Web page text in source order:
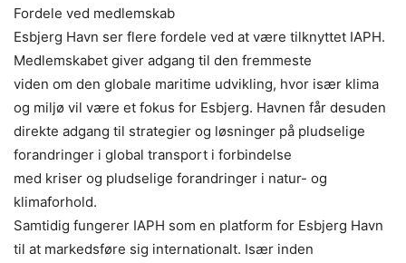
Fordele ved medlemskab
Esbjerg Havn ser flere fordele ved at være tilknyttet IAPH.
Medlemskabet giver adgang til den fremmeste
viden om den globale maritime udvikling, hvor især klima
og miljø vil være et fokus for Esbjerg. Havnen får desuden
direkte adgang til strategier og løsninger på pludselige
forandringer i global transport i forbindelse
med kriser og pludselige forandringer i natur- og
klimaforhold.
Samtidig fungerer IAPH som en platform for Esbjerg Havn
til at markedsføre sig internationalt. Især inden